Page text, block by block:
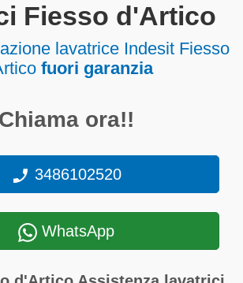
Fiesso d'Artico
lavatrice Indesit Fiesso
fuori garanzia
Chiama ora!!
3486102520
WhatsApp